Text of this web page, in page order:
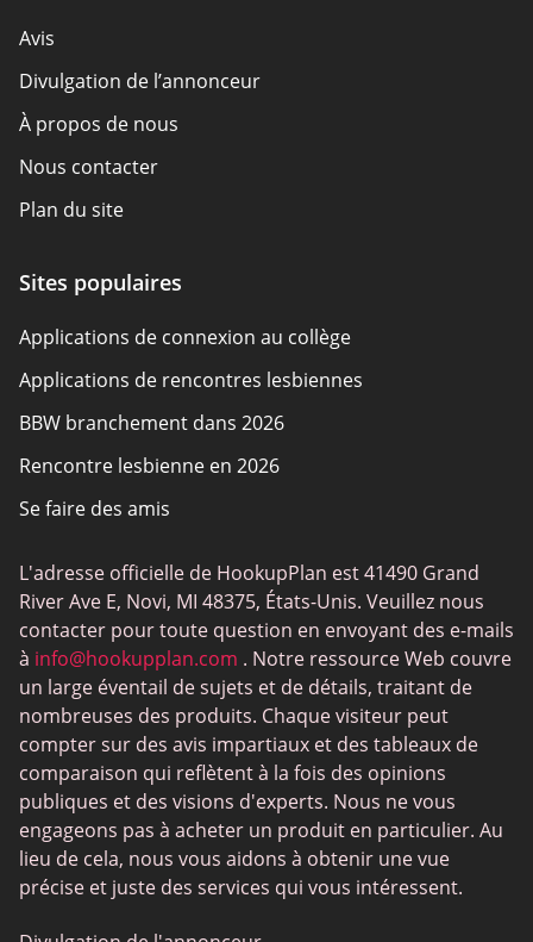
Avis
Divulgation de l’annonceur
À propos de nous
Nous contacter
Plan du site
Aperçu de la politique
Sites populaires
Applications de connexion au collège
Applications de rencontres lesbiennes
BBW branchement dans 2026
Rencontre lesbienne en 2026
Se faire des amis
L'adresse officielle de HookupPlan est 41490 Grand
River Ave E, Novi, MI 48375, États-Unis. Veuillez nous
contacter pour toute question en envoyant des e-mails
à info@hookupplan.com . Notre ressource Web couvre
un large éventail de sujets et de détails, traitant de
nombreuses des produits. Chaque visiteur peut
compter sur des avis impartiaux et des tableaux de
comparaison qui reflètent à la fois des opinions
publiques et des visions d'experts. Nous ne vous
engageons pas à acheter un produit en particulier. Au
lieu de cela, nous vous aidons à obtenir une vue
précise et juste des services qui vous intéressent.